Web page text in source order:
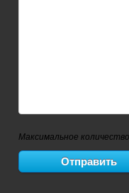
Максимальное